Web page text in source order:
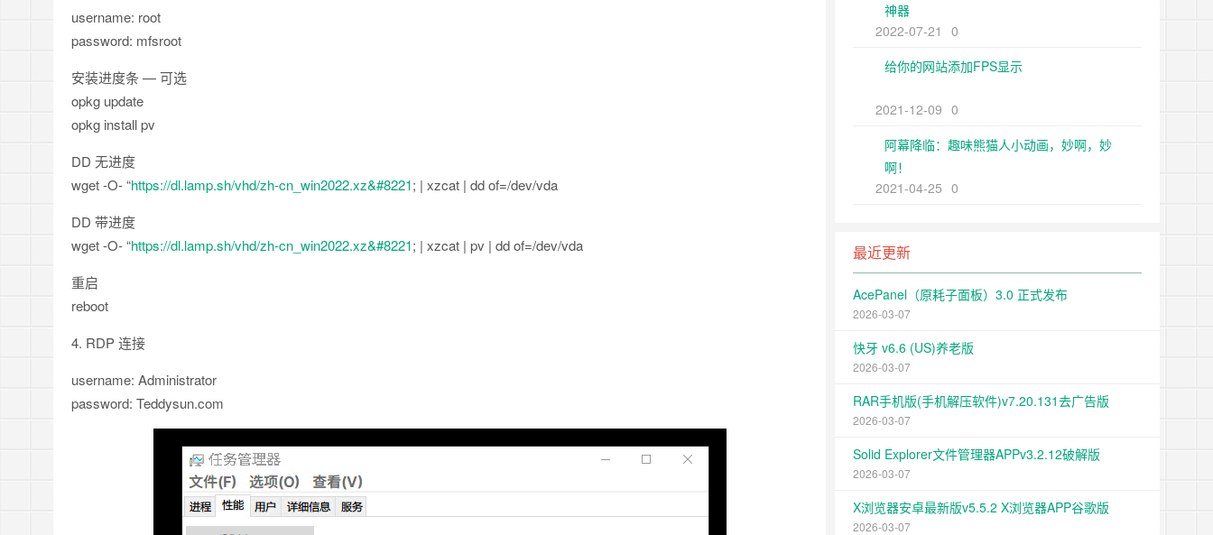
username: root
password: mfsroot
安装进度条 — 可选
opkg update
opkg install pv
DD 无进度
wget -O- “https://dl.lamp.sh/vhd/zh-cn_win2022.xz&#8221; | xzcat | dd of=/dev/vda
DD 带进度
wget -O- “https://dl.lamp.sh/vhd/zh-cn_win2022.xz&#8221; | xzcat | pv | dd of=/dev/vda
重启
reboot
4. RDP 连接
username: Administrator
password: Teddysun.com
神器
2022-07-21
0
给你的网站添加FPS显示
2021-12-09 0
阿幕降临：趣味熊猫人小动画，妙啊，妙
啊！
2021-04-25 0
最近更新
AcePanel（原耗子面板）3.0 正式发布
2026-03-07
快牙 v6.6 (US)养老版
2026-03-07
RAR手机版(手机解压软件)v7.20.131去广告版
2026-03-07
Solid Explorer文件管理器APPv3.2.12破解版
2026-03-07
X浏览器安卓最新版v5.5.2 X浏览器APP谷歌版
2026-03-07